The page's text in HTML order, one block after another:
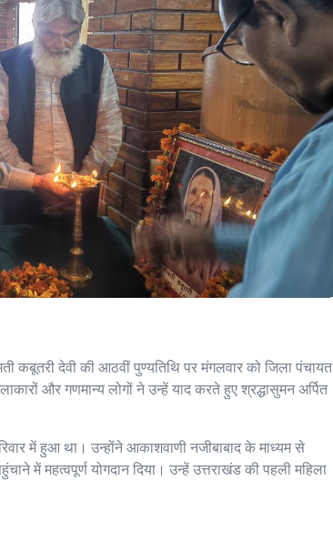
कबूतरी देवी की आठवीं पुण्यतिथि पर मंगलवार को जिला पंचायत
और गणमान्य लोगों ने उन्हें याद करते हुए श्रद्धासुमन अर्पित
में हुआ था। उन्होंने आकाशवाणी नजीबाबाद के माध्यम से
में महत्वपूर्ण योगदान दिया। उन्हें उत्तराखंड की पहली महिला